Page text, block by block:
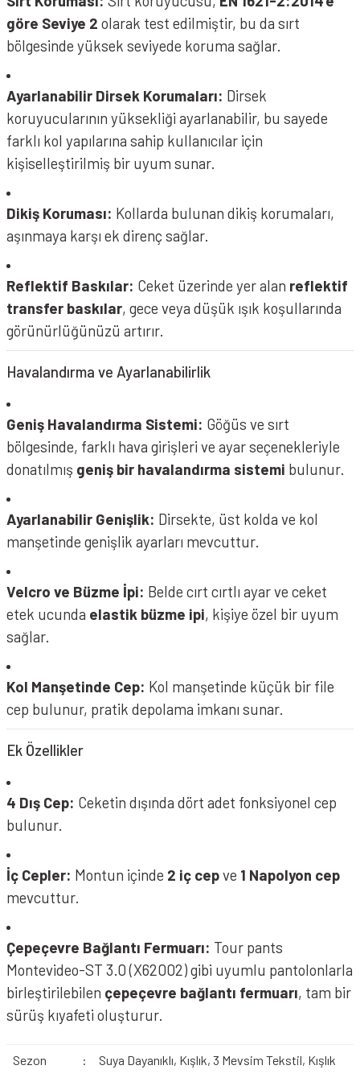
göre Seviye 2 olarak test edilmiştir, bu da sırt
bölgesinde yüksek seviyede koruma sağlar.
Ayarlanabilir Dirsek Korumaları: Dirsek
koruyucularının yüksekliği ayarlanabilir, bu sayede
farklı kol yapılarına sahip kullanıcılar için
kişiselleştirilmiş bir uyum sunar.
Dikiş Koruması: Kollarda bulunan dikiş korumaları,
aşınmaya karşı ek direnç sağlar.
Reflektif Baskılar: Ceket üzerinde yer alan reflektif
transfer baskılar, gece veya düşük ışık koşullarında
görünürlüğünüzü artırır.
Havalandırma ve Ayarlanabilirlik
Geniş Havalandırma Sistemi: Göğüs ve sırt
bölgesinde, farklı hava girişleri ve ayar seçenekleriyle
donatılmış geniş bir havalandırma sistemi bulunur.
Ayarlanabilir Genişlik: Dirsekte, üst kolda ve kol
manşetinde genişlik ayarları mevcuttur.
Velcro ve Büzme İpi: Belde cırt cırtlı ayar ve ceket
etek ucunda elastik büzme ipi, kişiye özel bir uyum
sağlar.
Kol Manşetinde Cep: Kol manşetinde küçük bir file
cep bulunur, pratik depolama imkanı sunar.
Ek Özellikler
4 Dış Cep: Ceketin dışında dört adet fonksiyonel cep
bulunur.
İç Cepler: Montun içinde 2 iç cepve 1 Napolyon cep
mevcuttur.
Çepeçevre Bağlantı Fermuarı: Tour pants
Montevideo-ST 3.0 (X62002) gibi uyumlu pantolonlarla
birleştirilebilen çepeçevre bağlantı fermuarı, tam bir
sürüş kıyafeti oluşturur.
Sezon : Suya Dayanıklı, Kışlık, 3 Mevsim Tekstil, Kışlık